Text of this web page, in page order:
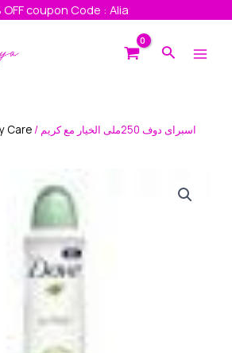
OFF coupon Code : Alia
Search
Care/ اسبراى دوف 250ملى الخيار مع كريم